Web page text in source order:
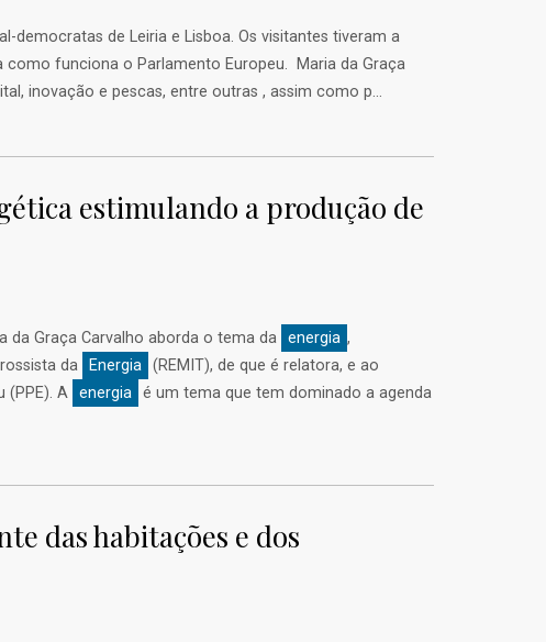
democratas de Leiria e Lisboa. Os visitantes tiveram a
funciona o Parlamento Europeu. Maria da Graça
inovação e pescas, entre outras , assim como p...
estimulando a produção de
da Graça Carvalho aborda o tema da energia ,
da
Energia (REMIT), de que é relatora, e ao
(PPE). A energia é um tema que tem dominado a agenda
das habitações e dos